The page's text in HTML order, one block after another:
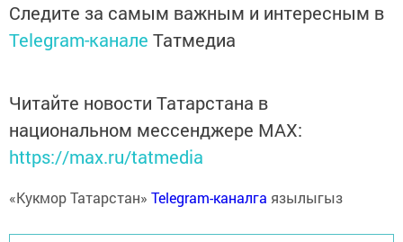
Следите за самым важным и интересным в
Telegram-канале Татмедиа
Читайте новости Татарстана в
национальном мессенджере MАХ:
https://max.ru/tatmedia
«Кукмор Татарстан» Telegram-каналга язылыгыз